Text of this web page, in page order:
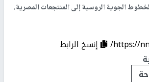
https://
إنسخ الرابط